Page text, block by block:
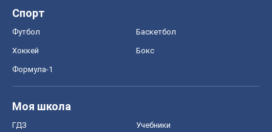
Спорт
Футбол Баскетбол
Хоккей Бокс
Формула-1
Моя школа
ГДЗ Учебники